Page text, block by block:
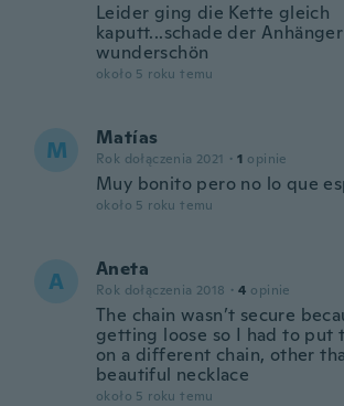
Leider ging die Kette gleich
kaputt...schade der
wunderschön
około 5 roku temu
M Matías
Rok dołączenia 2021 · 1 opinie
Muy bonito pero no lo que
około 5 roku temu
A Aneta
Rok dołączenia 2018 · 4 opinie
The chain wasn’t secure
getting loose so I had to put
on a different chain, other
beautiful necklace
około 5 roku temu